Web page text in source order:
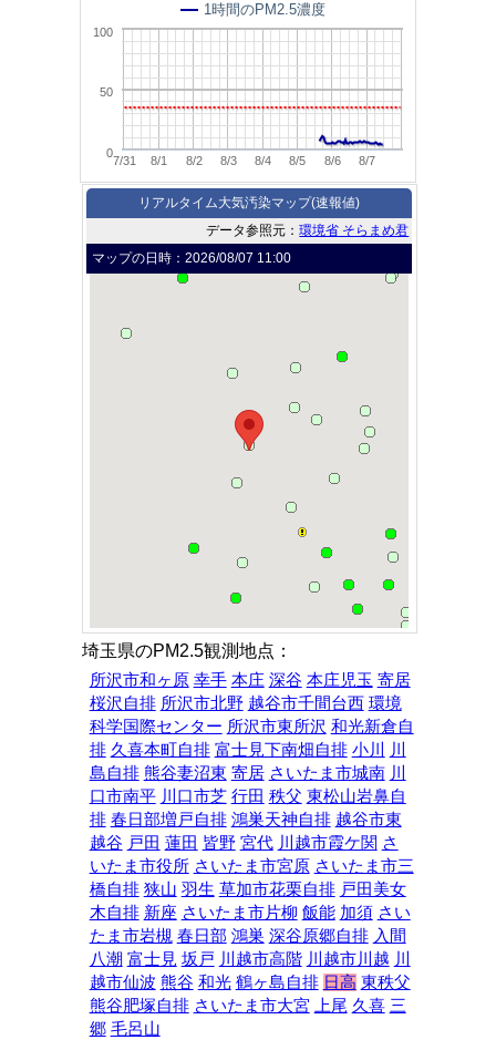
7/31 8/1 8/2 8/3 8/4 8/5 8/6 8/7
0
50
100
1時間のPM2.5濃度
リアルタイム大気汚染マップ(速報値)
データ参照元：環境省 そらまめ君
マップの日時：2026/08/07 11:00
埼玉県のPM2.5観測地点：
所沢市和ヶ原 幸手 本庄 深谷 本庄児玉 寄居
桜沢自排 所沢市北野 越谷市千間台西 環境
科学国際センター 所沢市東所沢 和光新倉自
排 久喜本町自排 富士見下南畑自排 小川
川
島自排 熊谷妻沼東 寄居 さいたま市城南 川
口市南平 川口市芝 行田 秩父 東松山岩鼻自
排 春日部増戸自排 鴻巣天神自排 越谷市東
越谷 戸田 蓮田 皆野 宮代 川越市霞ケ関 さ
いたま市役所 さいたま市宮原 さいたま市三
橋自排 狭山 羽生 草加市花栗自排 戸田美女
木自排 新座 さいたま市片柳 飯能 加須 さい
たま市岩槻 春日部 鴻巣 深谷原郷自排 入間
八潮 富士見 坂戸 川越市高階 川越市川越 川
越市仙波 熊谷 和光 鶴ヶ島自排 日高 東秩父
熊谷肥塚自排 さいたま市大宮 上尾 久喜 三
郷 毛呂山